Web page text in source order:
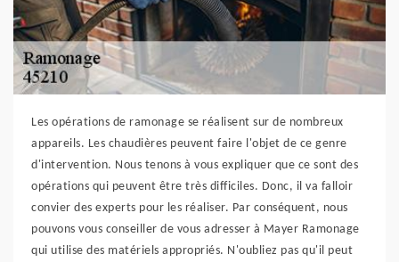
Les opérations de ramonage se réalisent sur de nombreux
appareils. Les chaudières peuvent faire l'objet de ce genre
d'intervention. Nous tenons à vous expliquer que ce sont des
opérations qui peuvent être très difficiles. Donc, il va falloir
convier des experts pour les réaliser. Par conséquent, nous
pouvons vous conseiller de vous adresser à Mayer Ramonage
qui utilise des matériels appropriés. N'oubliez pas qu'il peut